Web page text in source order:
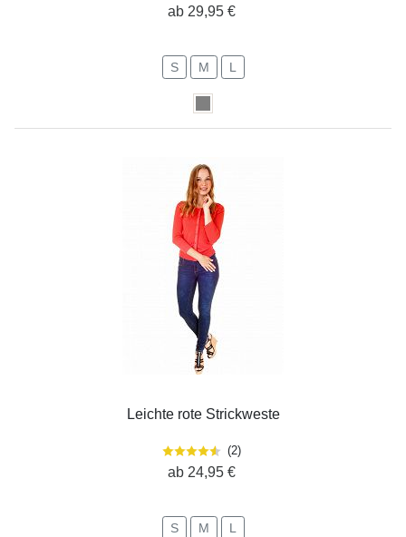
ab 29,95 €
S M L
Leichte rote Strickweste
(2)
ab 24,95 €
S M L